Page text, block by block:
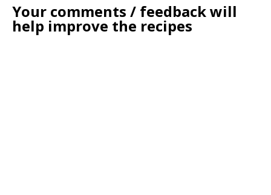
Your comments / feedback will
help improve the recipes